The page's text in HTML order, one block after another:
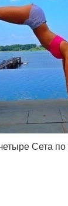
Сета по